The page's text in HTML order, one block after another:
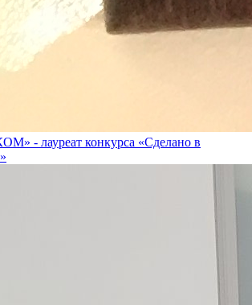
- лауреат конкурса «Сделано в